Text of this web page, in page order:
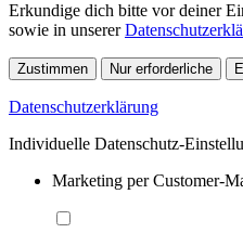
Erkundige dich bitte vor deiner
sowie in unserer
Zustimmen Nur erforderliche
Datenschutzerklärung
Individuelle Datenschutz-
Marketing per Customer-